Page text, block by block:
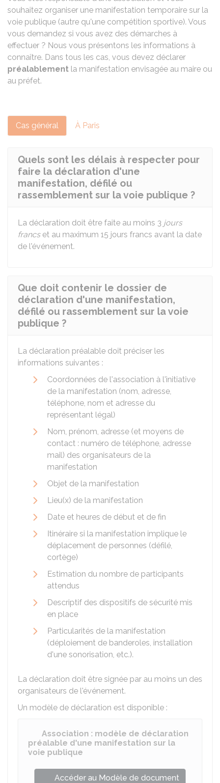
souhaitez organiser une manifestation temporaire sur la
voie publique (autre qu'une compétition sportive). Vous
vous demandez si vous avez des démarches à
effectuer ? Nous vous présentons les informations à
connaître. Dans tous les cas, vous devez déclarer
préalablement la manifestation envisagée au maire ou
au préfet.
Cas général À Paris
Quels sont les délais à respecter pour
faire la déclaration d'une
manifestation, défilé ou
rassemblement sur la voie publique ?
La déclaration doit être faite au moins 3 jours
francset au maximum 15 jours francs avant la date
de l'événement.
Que doit contenir le dossier de
déclaration d'une manifestation,
défilé ou rassemblement sur la voie
publique ?
La déclaration préalable doit préciser les
informations suivantes :
Coordonnées de l'association à l'initiative
de la manifestation (nom, adresse,
téléphone, nom et adresse du
représentant légal)
Nom, prénom, adresse (et moyens de
contact : numéro de téléphone, adresse
mail) des organisateurs de la
manifestation
Objet de la manifestation
Lieu(x) de la manifestation
Date et heures de début et de fin
Itinéraire si la manifestation implique le
déplacement de personnes (défilé,
cortège)
Estimation du nombre de participants
attendus
Descriptif des dispositifs de sécurité mis
en place
Particularités de la manifestation
(déploiement de banderoles, installation
d'une sonorisation, etc.).
La déclaration doit être signée par au moins un des
organisateurs de l'événement.
Un modèle de déclaration est disponible :
Association : modèle de déclaration
préalable d'une manifestation sur la
voie publique
Accéder au Modèle de document